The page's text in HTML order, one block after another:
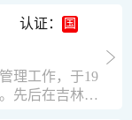
产线，该项目
直径9米高41
廊一个，框架
架结构。1991
历任：七里三
警系统、门禁
统、巡更系
统主流产品，
，并具有较丰
完成系统集成
认证：
理工作，于19
先后在吉林油